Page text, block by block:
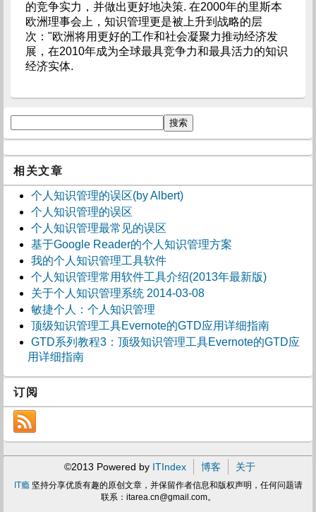
的竞争实力，并做出更好地决策. 在2000年的里斯本
欧洲理事会上，知识管理更是被上升到战略的层
次："欧洲将用更好的工作和社会凝聚力推动经济发
展，在2010年成为全球最具竞争力和最具活力的知识
经济实体.
相关文章
个人知识管理的误区(by Albert)
个人知识管理的误区
个人知识管理最常见的误区
基于Google Reader的个人知识管理方案
我的个人知识管理工具软件
个人知识管理常用软件工具介绍(2013年最新版)
关于个人知识管理系统 2014-03-08
敏捷个人：个人知识管理
顶级知识管理工具Evernote的GTD应用详细指南
GTD系列教程3：顶级知识管理工具Evernote的GTD应
用详细指南
订阅
©2013 Powered by ITIndex 博客 关于
IT瘾坚持分享优质有趣的原创文章，并保留作者信息和版权声明，任何问题请
联系： itarea.cn@gmail.com。